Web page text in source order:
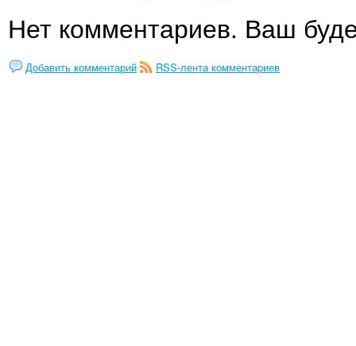
Нет комментариев. Ваш
Добавить комментарий RSS-лента комментариев